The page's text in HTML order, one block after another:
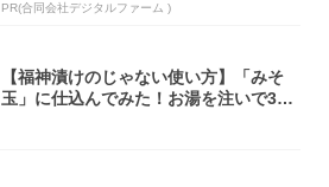
PR(合同会社デジタルファーム )
【福神漬けのじゃない使い方】「みそ
玉」に仕込んでみた！お湯を注いで30